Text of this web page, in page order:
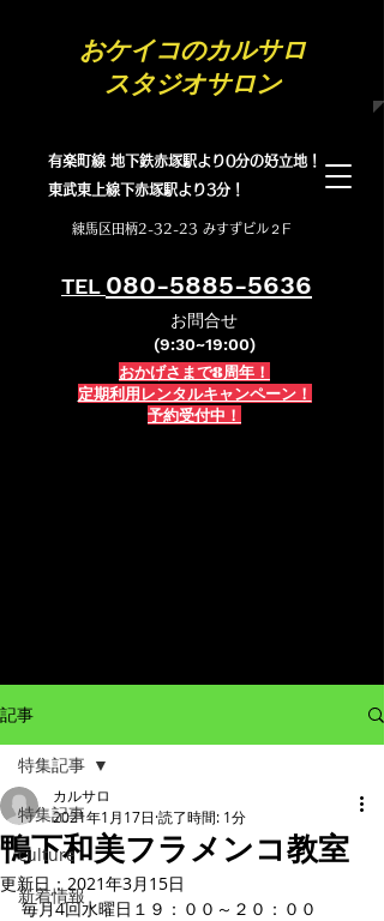
​おケイコのカルサロ
スタジオサロン
有楽町線 地下鉄赤塚駅より0分の好立地！
​東武東上線下赤塚駅より3分！
練馬区田柄2-32-23 みすずビル２F
TEL 080-5885-5636
お問合せ
(9:30~19:00)
おかげさまで8周年！
定期利用レンタルキャンペーン！
予約受付中！
記事
特集記事
culture
新着情報
特集記事
鴨下和美フラメンコ教室
カルサロ
2021年1月17日 読了時間: 1分
更新日：2021年3月15日
毎月4回水曜日１９：００～２０：００